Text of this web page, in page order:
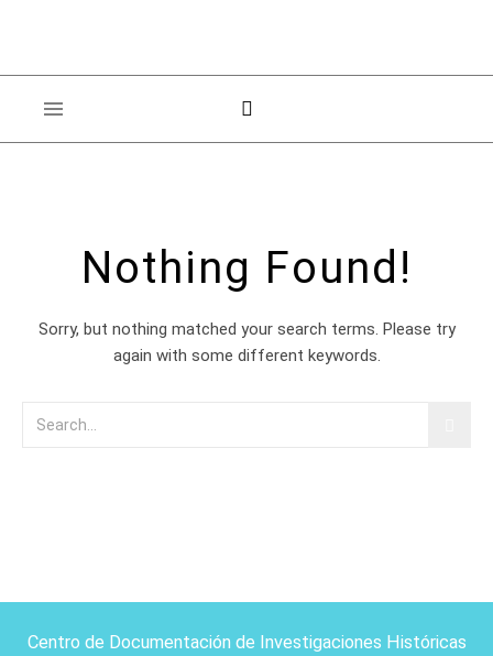
Nothing Found!
Sorry, but nothing matched your search terms. Please try
again with some different keywords.
Centro de Documentación de Investigaciones Históricas